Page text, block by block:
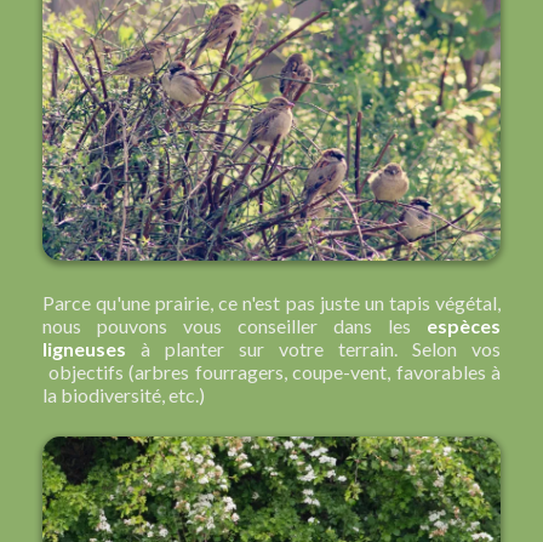
Parce qu'une prairie, ce n'est pas juste un tapis végétal,
nous pouvons vous conseiller dans les espèces
ligneuses à planter sur votre terrain. Selon vos
objectifs (arbres fourragers, coupe-vent, favorables à
la biodiversité, etc.)